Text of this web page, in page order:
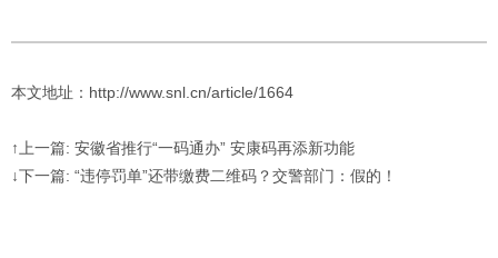
本文地址：http://www.snl.cn/article/1664
↑上一篇: 安徽省推行“一码通办” 安康码再添新功能
↓下一篇: “违停罚单”还带缴费二维码？交警部门：假的！